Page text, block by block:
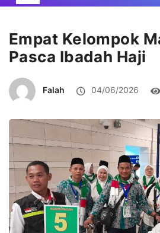
Empat Kelompok
Pasca Ibadah Haji
Falah 04/06/2026